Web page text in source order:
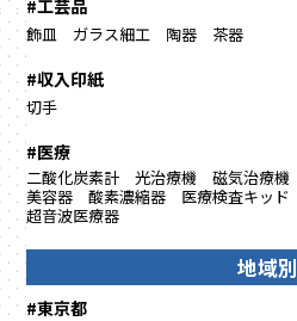
#工芸品
飾皿 ガラス細工 陶器 茶器
#収入印紙
切手
#医療
二酸化炭素計 光治療機 磁気治療機
美容器
酸素濃縮器 医療検査キッド
超音波医療器
地域別
#東京都